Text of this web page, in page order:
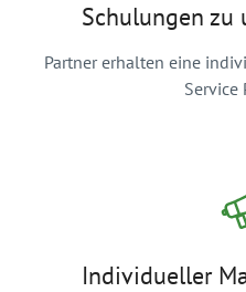
Schulungen zu
Partner erhalten eine
Service
Individueller